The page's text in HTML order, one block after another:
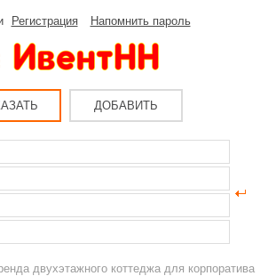
Регистрация Напомнить пароль
ДОБАВИТЬ
двухэтажного коттеджа для корпоратива